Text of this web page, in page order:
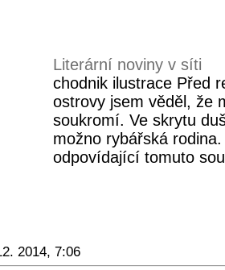
Literární noviny v síti
chodnik ilustrace Před
ostrovy jsem věděl, že
soukromí. Ve skrytu
možno rybářská
odpovídající tomuto
2014, 7:06